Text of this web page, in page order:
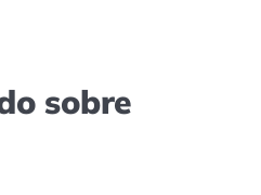
sobre